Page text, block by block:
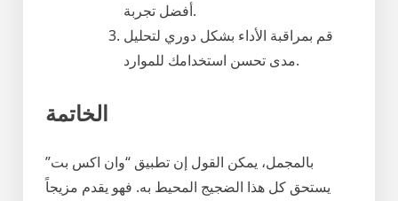
أفضل تجربة.
قم بمراقبة الأداء بشكل دوري لتحليل
مدى تحسن استخدامك للموارد.
الخاتمة
بالمجمل، يمكن القول إن تطبيق “وان اكس بت”
يستحق كل هذا الضجيج المحيط به. فهو يقدم مزيجاً